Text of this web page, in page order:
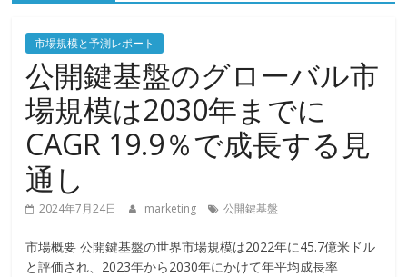
市場規模と予測レポート
公開鍵基盤のグローバル市
場規模は2030年までに
CAGR 19.9％で成長する見
通し
2024年7月24日 marketing 公開鍵基盤
市場概要 公開鍵基盤の世界市場規模は2022年に45.7億米ドル
と評価され、2023年から2030年にかけて年平均成長率